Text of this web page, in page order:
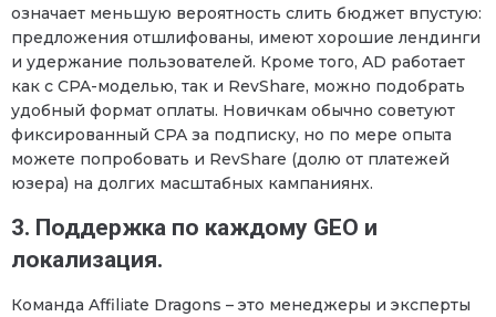
означает меньшую вероятность слить бюджет впустую:
предложения отшлифованы, имеют хорошие лендинги
и удержание пользователей. Кроме того, AD работает
как с CPA-моделью, так и RevShare, можно подобрать
удобный формат оплаты. Новичкам обычно советуют
фиксированный CPA за подписку, но по мере опыта
можете попробовать и RevShare (долю от платежей
юзера) на долгих масштабных кампаниянх.
3. Поддержка по каждому GEO и
локализация.
Команда Affiliate Dragons – это менеджеры и эксперты